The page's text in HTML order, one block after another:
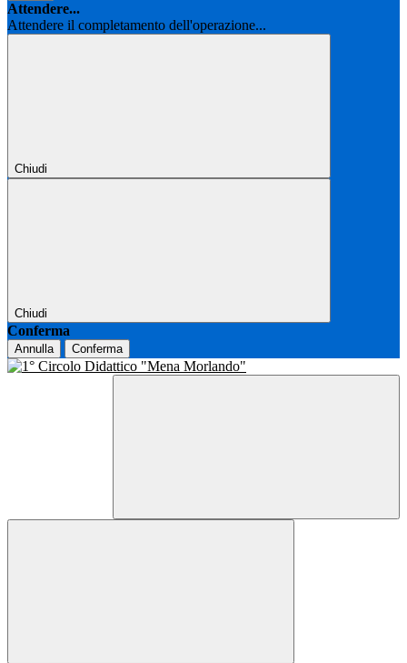
Attendere...
Attendere il completamento dell'operazione...
Chiudi
Chiudi
Conferma
Annulla Conferma